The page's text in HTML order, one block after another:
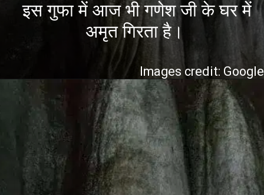
इस गुफा में आज भी गणेश जी के घर में
अमृत गिरता है।
Images credit: Google